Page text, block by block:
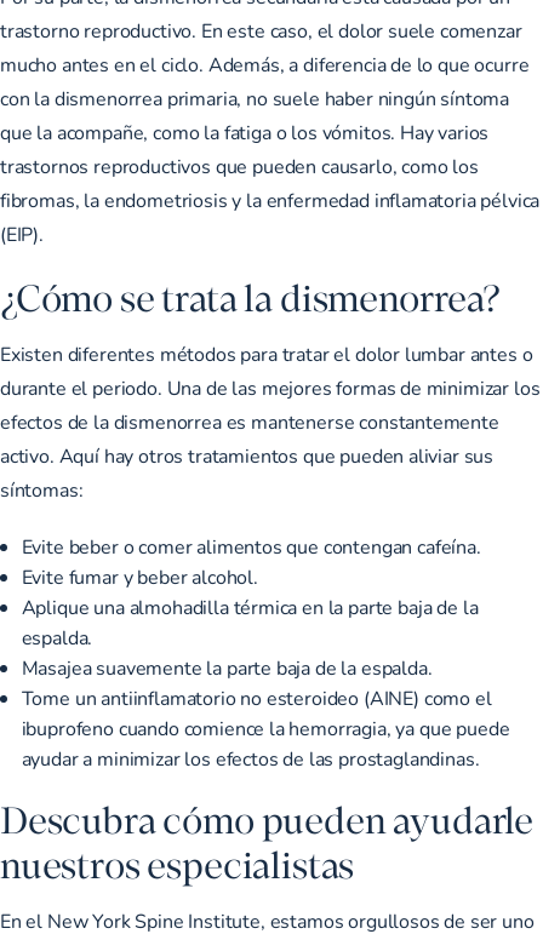
trastorno reproductivo. En este caso, el dolor suele comenzar
mucho antes en el ciclo. Además, a diferencia de lo que ocurre
con la dismenorrea primaria, no suele haber ningún síntoma
que la acompañe, como la fatiga o los vómitos. Hay varios
trastornos reproductivos que pueden causarlo, como los
fibromas, la endometriosis y la enfermedad inflamatoria pélvica
(EIP).
¿Cómo se trata la dismenorrea?
Existen diferentes métodos para tratar el dolor lumbar antes o
durante el periodo. Una de las mejores formas de minimizar los
efectos de la dismenorrea es mantenerse constantemente
activo. Aquí hay otros tratamientos que pueden aliviar sus
síntomas:
Evite beber o comer alimentos que contengan cafeína.
Evite fumar y beber alcohol.
Aplique una almohadilla térmica en la parte baja de la
espalda.
Masajea suavemente la parte baja de la espalda.
Tome un antiinflamatorio no esteroideo (AINE) como el
ibuprofeno cuando comience la hemorragia, ya que puede
ayudar a minimizar los efectos de las prostaglandinas.
Descubra cómo pueden ayudarle
nuestros especialistas
En el New York Spine Institute, estamos orgullosos de ser uno